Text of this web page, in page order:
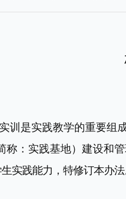
实训 是实践教学的重要组
称 ： 实践基地） 建设和
实践能力， 特修订本办法